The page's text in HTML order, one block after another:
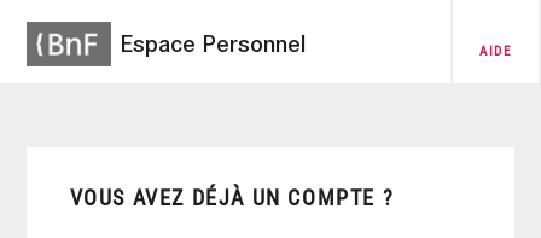
Espace Personnel AIDE
VOUS AVEZ DÉJÀ UN COMPTE ?